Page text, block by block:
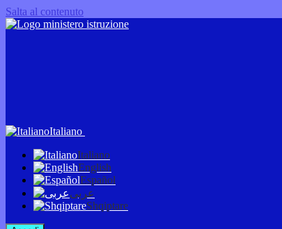
Salta al contenuto
Italiano
Italiano
English
Español
عربى
Shqiptare